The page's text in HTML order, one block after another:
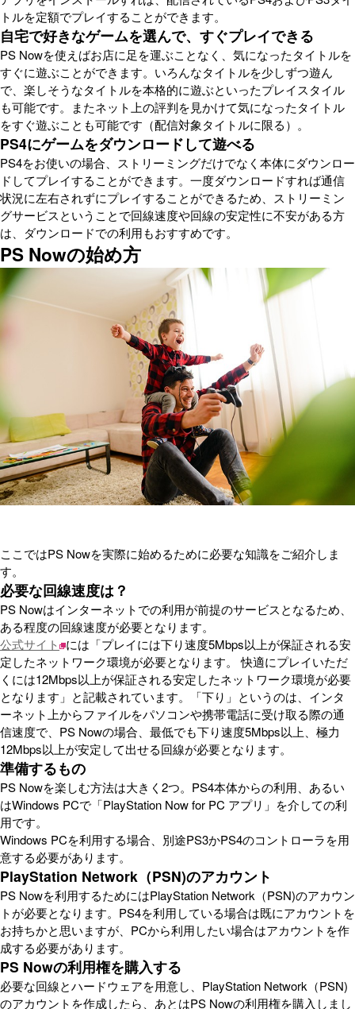
トルを定額でプレイすることができます。
自宅で好きなゲームを選んで、すぐプレイできる
PS Nowを使えばお店に足を運ぶことなく、気になったタイトルを
すぐに遊ぶことができます。いろんなタイトルを少しずつ遊ん
で、楽しそうなタイトルを本格的に遊ぶといったプレイスタイル
も可能です。またネット上の評判を見かけて気になったタイトル
をすぐ遊ぶことも可能です（配信対象タイトルに限る）。
PS4にゲームをダウンロードして遊べる
PS4をお使いの場合、ストリーミングだけでなく本体にダウンロー
ドしてプレイすることができます。一度ダウンロードすれば通信
状況に左右されずにプレイすることができるため、ストリーミン
グサービスということで回線速度や回線の安定性に不安がある方
は、ダウンロードでの利用もおすすめです。
PS Nowの始め方
ここではPS Nowを実際に始めるために必要な知識をご紹介しま
す。
必要な回線速度は？
PS Nowはインターネットでの利用が前提のサービスとなるため、
ある程度の回線速度が必要となります。
公式サイト
には「プレイには下り速度5Mbps以上が保証される安
定したネットワーク環境が必要となります。 快適にプレイいただ
くには12Mbps以上が保証される安定したネットワーク環境が必要
となります」と記載されています。「下り」というのは、インタ
ーネット上からファイルをパソコンや携帯電話に受け取る際の通
信速度で、PS Nowの場合、最低でも下り速度5Mbps以上、極力
12Mbps以上が安定して出せる回線が必要となります。
準備するもの
PS Nowを楽しむ方法は大きく2つ。PS4本体からの利用、あるい
はWindows PCで「PlayStation Now for PC アプリ」を介しての利
用です。
Windows PCを利用する場合、別途PS3かPS4のコントローラを用
意する必要があります。
PlayStation Network（PSN)のアカウント
PS Nowを利用するためにはPlayStation Network（PSN)のアカウン
トが必要となります。PS4を利用している場合は既にアカウントを
お持ちかと思いますが、PCから利用したい場合はアカウントを作
成する必要があります。
PS Nowの利用権を購入する
必要な回線とハードウェアを用意し、PlayStation Network（PSN)
のアカウントを作成したら、あとはPS Nowの利用権を購入しまし